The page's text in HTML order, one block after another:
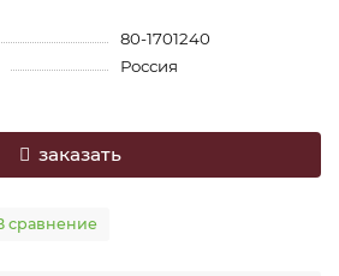
80-1701240
Россия
заказать
сравнение